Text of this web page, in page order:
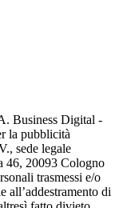
Business Digital -
la pubblicità
sede legale
46, 20093 Cologno
trasmessi e/o
all’addestramento di